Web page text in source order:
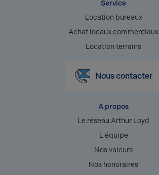
Service
Location bureaux
Achat locaux commerciaux
Location terrains
Nous contacter
A propos
Le réseau Arthur Loyd
L'équipe
Nos valeurs
Nos honoraires